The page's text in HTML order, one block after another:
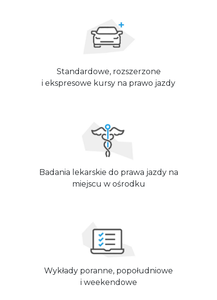
Standardowe, rozszerzone
i ekspresowe kursy na prawo jazdy
Badania lekarskie do prawa jazdy na
miejscu w ośrodku
Wykłady poranne, popołudniowe
i weekendowe